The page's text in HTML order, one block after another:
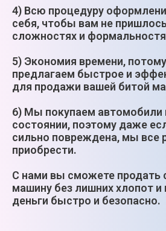
4) Всю процедуру
себя, чтобы вам не
сложностях и
5) Экономия времени,
предлагаем быстрое и
для продажи вашей битой
6) Мы покупаем
состоянии, поэтому даже
сильно повреждена, мы все
приобрести.
С нами вы сможете продать
машину без лишних хлопот и
деньги быстро и безопасно.